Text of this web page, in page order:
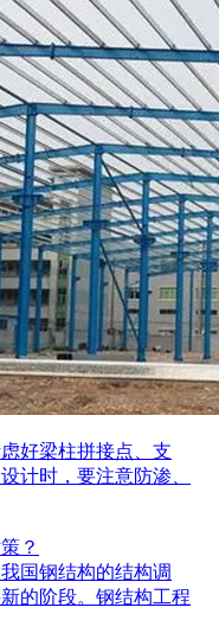
好梁柱拼接点、支
计时，要注意防渗、
？
国钢结构的结构调
的阶段。钢结构工程